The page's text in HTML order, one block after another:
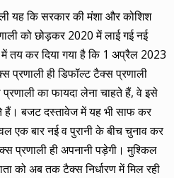
यह कि सरकार की मंशा और कोशिश
को छोड़कर 2020 में लाई गई नई
तय कर दिया गया है कि 1 अप्रैल 2023
प्रणाली ही डिफॉल्ट टैक्स प्रणाली
प्रणाली का फायदा लेना चाहते हैं, वे इसे
हैं। बजट दस्तावेज में यह भी साफ कर
एक बार नई व पुरानी के बीच चुनाव कर
ही अपनानी पड़ेगी। मुश्किल
को अब तक टैक्स निर्धारण में मिल रही